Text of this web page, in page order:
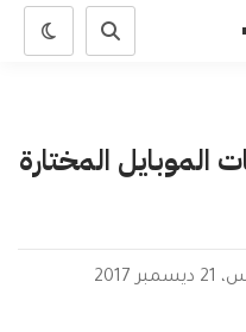
المختارة
2017